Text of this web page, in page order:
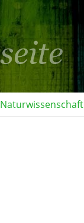
Naturwissenschaft